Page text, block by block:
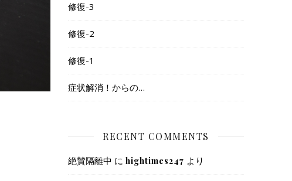
修復-3
修復-2
修復-1
症状解消！からの…
RECENT COMMENTS
絶賛隔離中 に hightimes247 より